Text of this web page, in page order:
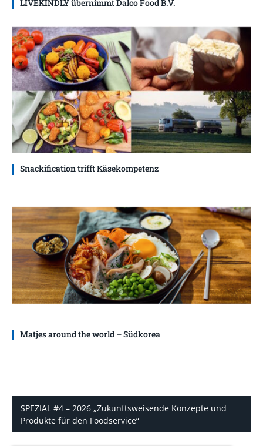
LIVEKINDLY übernimmt Dalco Food B.V.
Snackification trifft Käsekompetenz
Matjes around the world – Südkorea
SPEZIAL #4 – 2026 „Zukunftsweisende Konzepte und
Produkte für den Foodservice“